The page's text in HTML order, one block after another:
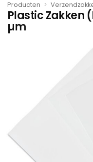
Producten >
Plastic Zakken
µm